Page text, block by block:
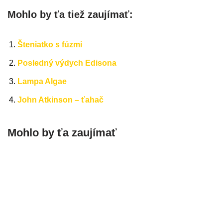
Mohlo by ťa tiež zaujímať:
Šteniatko s fúzmi
Posledný výdych Edisona
Lampa Algae
John Atkinson – ťahač
Mohlo by ťa zaujímať